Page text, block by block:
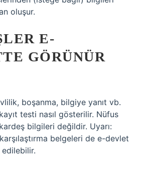
oluşur.
E-
GÖRÜNÜR
boşanma, bilgiye yanıt vb.
testi nasıl gösterilir. Nüfus
bilgileri değildir. Uyarı:
belgeleri de e-devlet
edilebilir.